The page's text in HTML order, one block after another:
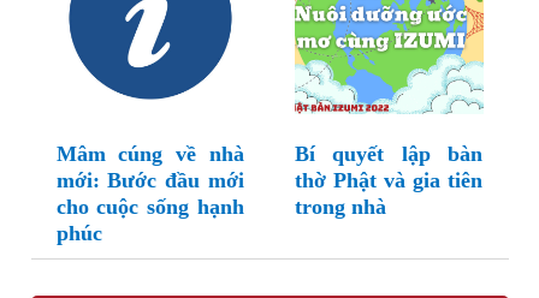
Mâm cúng về nhà
mới: Bước đầu mới
cho cuộc sống hạnh
phúc
Bí quyết lập bàn
thờ Phật và gia tiên
trong nhà